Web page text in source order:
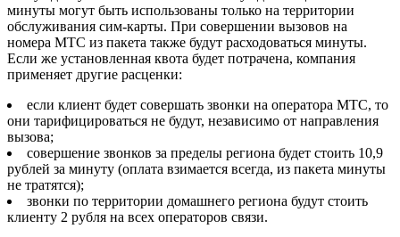
минуты могут быть использованы только на территории
обслуживания сим-карты. При совершении вызовов на
номера МТС из пакета также будут расходоваться минуты.
Если же установленная квота будет потрачена, компания
применяет другие расценки:
если клиент будет совершать звонки на оператора МТС, то
они тарифицироваться не будут, независимо от направления
вызова;
совершение звонков за пределы региона будет стоить 10,9
рублей за минуту (оплата взимается всегда, из пакета минуты
не тратятся);
звонки по территории домашнего региона будут стоить
клиенту 2 рубля на всех операторов связи.